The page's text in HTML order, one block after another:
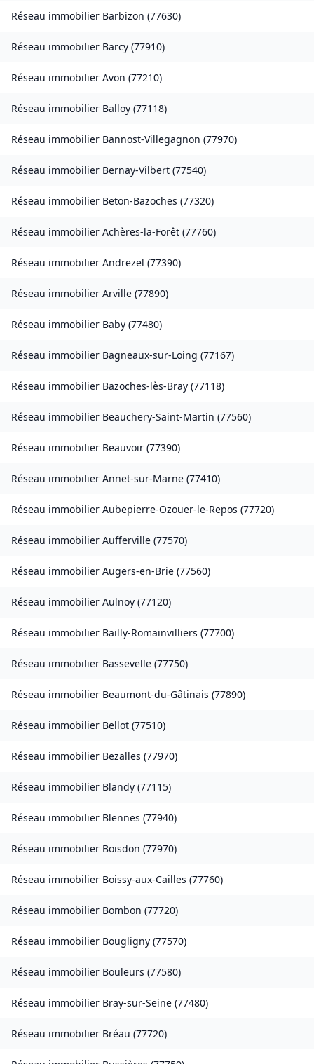
Réseau immobilier Barbizon (77630)
Réseau immobilier Barcy (77910)
Réseau immobilier Avon (77210)
Réseau immobilier Balloy (77118)
Réseau immobilier Bannost-Villegagnon (77970)
Réseau immobilier Bernay-Vilbert (77540)
Réseau immobilier Beton-Bazoches (77320)
Réseau immobilier Achères-la-Forêt (77760)
Réseau immobilier Andrezel (77390)
Réseau immobilier Arville (77890)
Réseau immobilier Baby (77480)
Réseau immobilier Bagneaux-sur-Loing (77167)
Réseau immobilier Bazoches-lès-Bray (77118)
Réseau immobilier Beauchery-Saint-Martin (77560)
Réseau immobilier Beauvoir (77390)
Réseau immobilier Annet-sur-Marne (77410)
Réseau immobilier Aubepierre-Ozouer-le-Repos (77720)
Réseau immobilier Aufferville (77570)
Réseau immobilier Augers-en-Brie (77560)
Réseau immobilier Aulnoy (77120)
Réseau immobilier Bailly-Romainvilliers (77700)
Réseau immobilier Bassevelle (77750)
Réseau immobilier Beaumont-du-Gâtinais (77890)
Réseau immobilier Bellot (77510)
Réseau immobilier Bezalles (77970)
Réseau immobilier Blandy (77115)
Réseau immobilier Blennes (77940)
Réseau immobilier Boisdon (77970)
Réseau immobilier Boissy-aux-Cailles (77760)
Réseau immobilier Bombon (77720)
Réseau immobilier Bougligny (77570)
Réseau immobilier Bouleurs (77580)
Réseau immobilier Bray-sur-Seine (77480)
Réseau immobilier Bréau (77720)